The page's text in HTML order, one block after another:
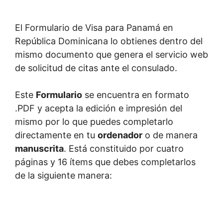
El Formulario de Visa para Panamá en
República Dominicana lo obtienes dentro del
mismo documento que genera el servicio web
de solicitud de citas ante el consulado.
Este Formulario se encuentra en formato
.PDF y acepta la edición e impresión del
mismo por lo que puedes completarlo
directamente en tu ordenador o de manera
manuscrita. Está constituido por cuatro
páginas y 16 ítems que debes completarlos
de la siguiente manera: